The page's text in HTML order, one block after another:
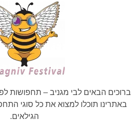
ברוכים הבאים לבי מגניב – תחפושות
באתרינו תוכלו למצוא את כל סוגי
הגילאים.